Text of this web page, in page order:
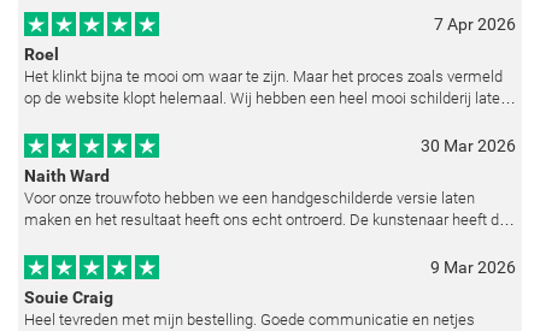
7 Apr 2026
Roel
Het klinkt bijna te mooi om waar te zijn. Maar het proces zoals vermeld
op de website klopt helemaal. Wij hebben een heel mooi schilderij laten
30 Mar 2026
Naith Ward
Voor onze trouwfoto hebben we een handgeschilderde versie laten
maken en het resultaat heeft ons echt ontroerd. De kunstenaar heeft de
9 Mar 2026
Souie Craig
Heel tevreden met mijn bestelling. Goede communicatie en netjes